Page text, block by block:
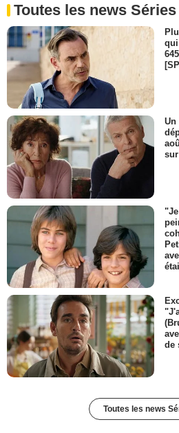
Toutes les news Séries
Un
de
Toutes les news